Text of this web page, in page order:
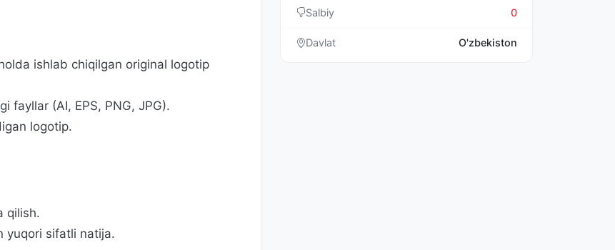
ishlab chiqilgan original logotip
fayllar (AI, EPS, PNG, JPG).
logotip.
qilish.
yuqori sifatli natija.
Salbiy 0
Davlat O'zbekiston